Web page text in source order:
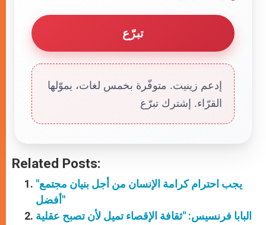
تبرّع
إدعم زينيت. متوفّرة بخمس لغات، يموّلها
القرّاء. إشترك تبرّع
Related Posts:
"يجب احترام كرامة الإنسان من أجل بنيان مجتمع
أفضل"
البابا فرنسيس: "ثقافة الإقصاء تميل لأن تصبح عقلية